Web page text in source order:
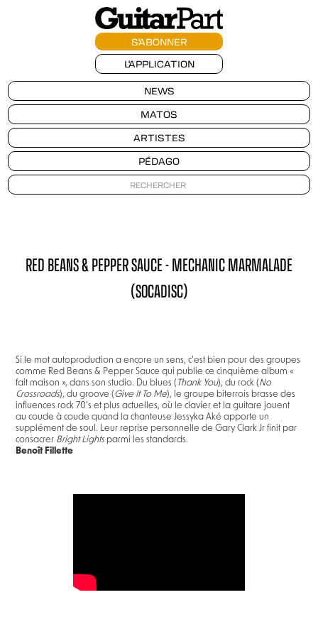
S'ABONNER
L'APPLICATION
NEWS
MATOS
ARTISTES
PÉDAGO
RED BEANS & PEPPER SAUCE - MECHANIC MARMALADE
(SOCADISC)
Si le mot autoproduction a encore un sens, c’est bien pour des groupes
comme Red Beans & Pepper Sauce qui publie ce cinquième album «
fait maison », dans son studio. Du blues ( Thank You), du rock (No
Crossroads), du groove (Give It To Me), le groupe biterrois brasse des
influences rock 70’s et plus actuelles, où le clavier et la guitare jouent
au coude à coude quand la chanteuse Jessyka Aké apporte un
supplément de soul. Leur reprise personnelle de Gary Clark Jr finit par
consacrer Bright Lightsparmi les standards.
Benoît Fillette